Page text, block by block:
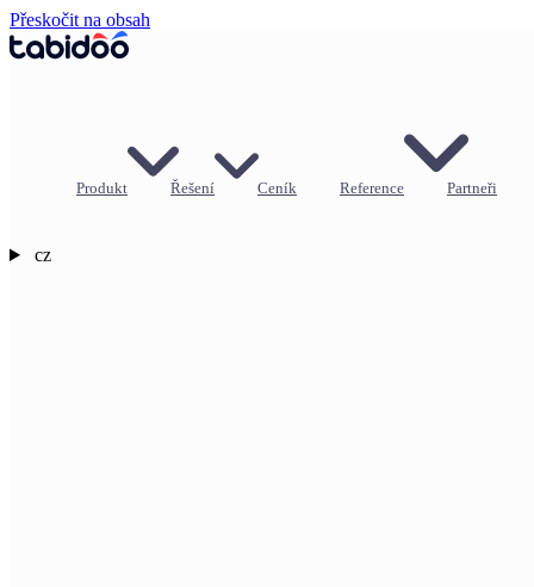
Přeskočit na obsah
Produkt Řešení Ceník Reference Partneři
cz